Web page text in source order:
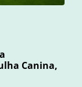
Canina,